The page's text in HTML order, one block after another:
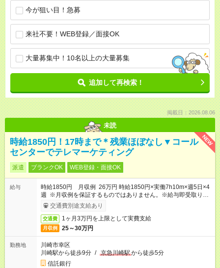
今が狙い目！急募
来社不要！WEB登録／面接OK
大量募集中！10名以上の大量募集
追加して再検索！
掲載日：2026.08.06
未読
NEW
時給1850円！17時まで＊残業ほぼなし▼コール
センターでテレマーケティング
派遣 ブランクOK WEB登録・面接OK
給与
時給1850円 月収例 26万円 時給1850円×実働7h10m×週5日×4
週 ※月収例を保証するものではありません。※給与即受取りサ
ービス利用可（利用条件有）
交通費別途支給あり
交通費 1ヶ月3万円を上限として実費支給
月収例 25～30万円
勤務地
川崎市幸区
川崎駅から徒歩9分 / 京急川崎駅から徒歩5分
信託銀行